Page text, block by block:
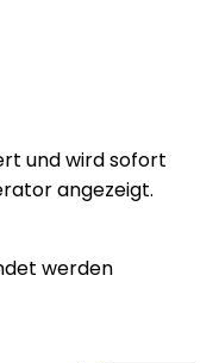
und wird sofort
angezeigt.
werden